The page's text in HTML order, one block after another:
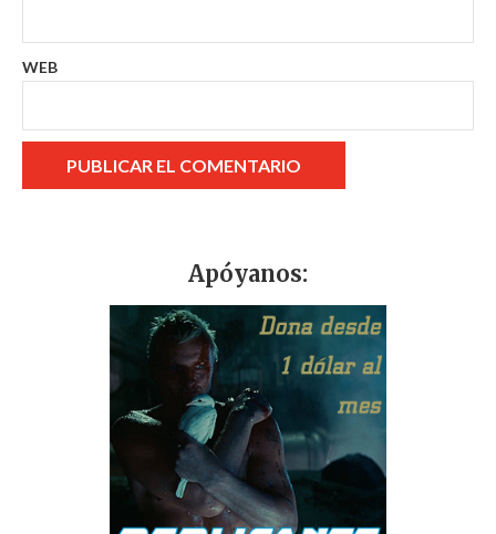
WEB
Apóyanos: